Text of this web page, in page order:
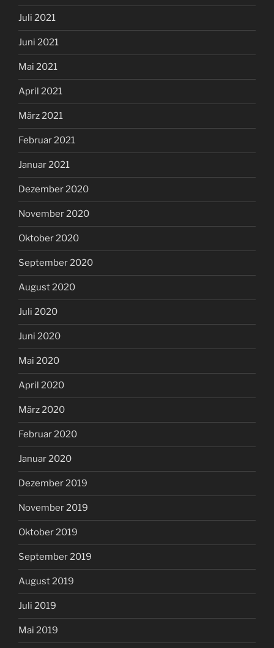
Juli 2021
Juni 2021
Mai 2021
April 2021
März 2021
Februar 2021
Januar 2021
Dezember 2020
November 2020
Oktober 2020
September 2020
August 2020
Juli 2020
Juni 2020
Mai 2020
April 2020
März 2020
Februar 2020
Januar 2020
Dezember 2019
November 2019
Oktober 2019
September 2019
August 2019
Juli 2019
Mai 2019